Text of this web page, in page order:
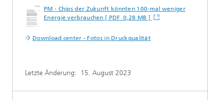
PM - Chips der Zukunft könnten 100-mal weniger
Energie verbrauchen [ PDF 0,28 MB ]
Download center - Fotos in Druckqualität
Letzte Änderung: 15. August 2023